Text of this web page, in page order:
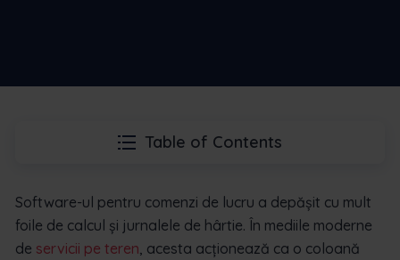
Table of Contents
Software-ul pentru comenzi de lucru a depășit cu mult
foile de calcul și jurnalele de hârtie. În mediile moderne
de servicii pe teren , acesta acționează ca o coloană